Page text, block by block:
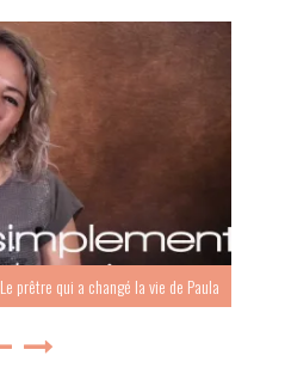
Le prêtre qui a changé la vie de Paula